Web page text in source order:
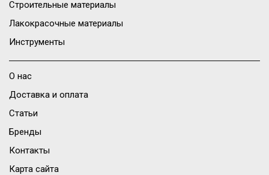
Строительные материалы
Лакокрасочные материалы
Инструменты
О нас
Доставка и оплата
Статьи
Бренды
Контакты
Карта сайта